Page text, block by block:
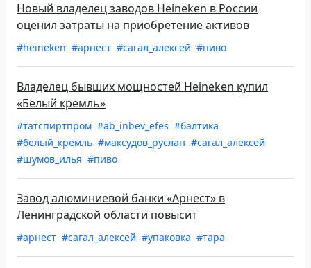
Новый владелец заводов Heineken в России
оценил затраты на приобретение активов
#heineken #арнест #сагал_алексей #пиво
Владелец бывших мощностей Heineken купил
«Белый кремль»
#татспиртпром #ab_inbev_efes #балтика
#белый_кремль #максудов_руслан #сагал_алексей
#шумов_илья #пиво
Завод алюминиевой банки «Арнест» в
Ленинградской области повысит
#арнест #сагал_алексей #упаковка #тара